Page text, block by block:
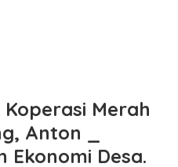
Merah
Anton _
Ekonomi Desa.